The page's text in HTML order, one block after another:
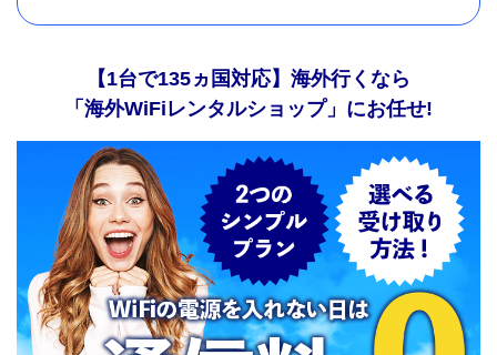
【1台で135ヵ国対応】海外行くなら
「海外WiFiレンタルショップ」にお任せ!